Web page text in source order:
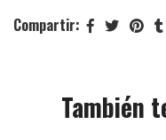
Compartir:
También